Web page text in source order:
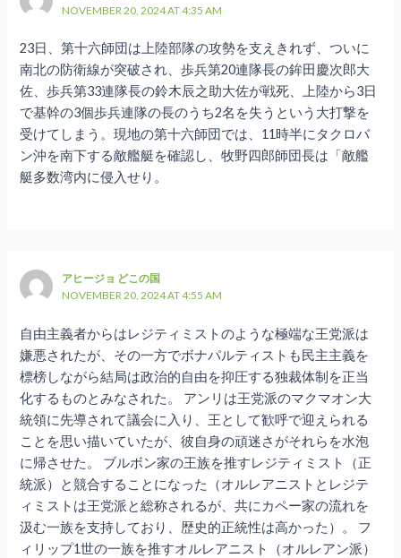
NOVEMBER 20, 2024 AT 4:35 AM
23日、第十六師団は上陸部隊の攻勢を支えきれず、ついに
南北の防衛線が突破され、歩兵第20連隊長の鉾田慶次郎大
佐、歩兵第33連隊長の鈴木辰之助大佐が戦死、上陸から3日
で基幹の3個歩兵連隊の長のうち2名を失うという大打撃を
受けてしまう。現地の第十六師団では、11時半にタクロバ
ン沖を南下する敵艦艇を確認し、牧野四郎師団長は「敵艦
艇多数湾内に侵入せり。
アヒージョ どこの国
NOVEMBER 20, 2024 AT 4:55 AM
自由主義者からはレジティミストのような極端な王党派は
嫌悪されたが、その一方でボナパルティストも民主主義を
標榜しながら結局は政治的自由を抑圧する独裁体制を正当
化するものとみなされた。 アンリは王党派のマクマオン大
統領に先導されて議会に入り、王として歓呼で迎えられる
ことを思い描いていたが、彼自身の頑迷さがそれらを水泡
に帰させた。 ブルボン家の王族を推すレジティミスト（正
統派）と競合することになった（オルレアニストとレジテ
ィミストは王党派と総称されるが、共にカペー家の流れを
汲む一族を支持しており、歴史的正統性は高かった）。 フ
ィリップ1世の一族を推すオルレアニスト（オルレアン派）